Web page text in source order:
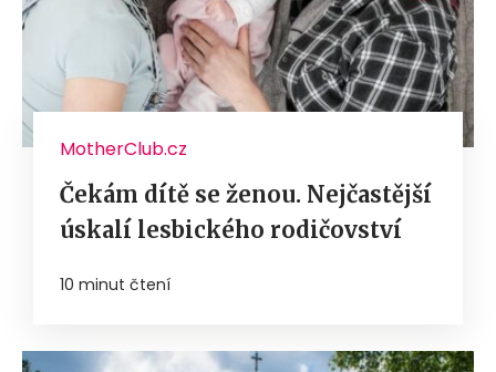
MotherClub.cz
Čekám dítě se ženou. Nejčastější
úskalí lesbického rodičovství
10 minut čtení